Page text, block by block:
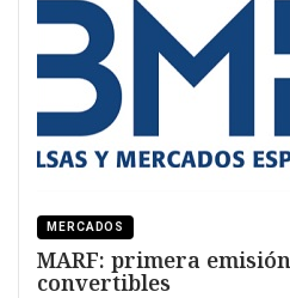
MERCADOS
MARF: primera
convertibles